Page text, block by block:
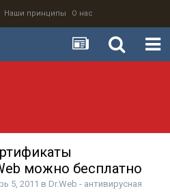
Наши принципы О нас
можно бесплатно
5, 2011 в Dr.Web - антивирусная